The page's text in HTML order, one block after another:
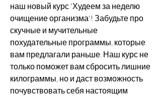
наш новый курс 'Худеем за неделю
очищение организма'! Забудьте про
скучные и мучительные
похудательные программы, которые
вам предлагали раньше. Наш курс не
только поможет вам сбросить лишние
килограммы, но и даст возможность
почувствовать себя настоящим